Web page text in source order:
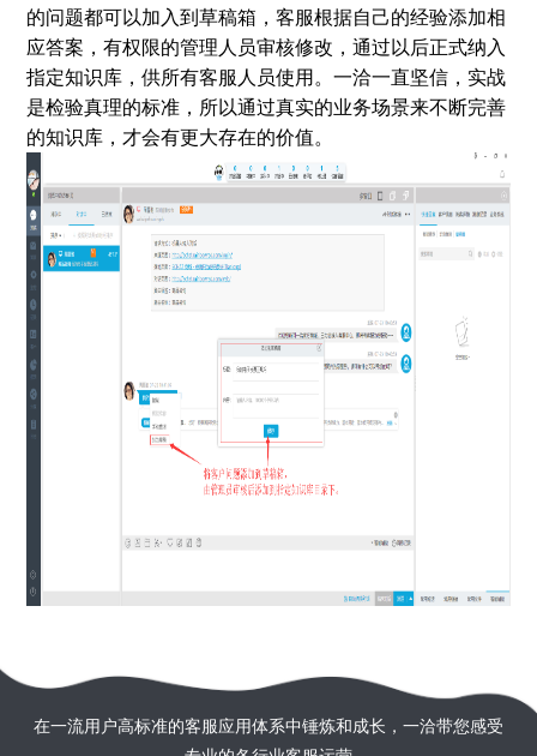
的问题都可以加入到草稿箱，客服根据自己的经验添加相
应答案，有权限的管理人员审核修改，通过以后正式纳入
指定知识库，供所有客服人员使用。一洽一直坚信，实战
是检验真理的标准，所以通过真实的业务场景来不断完善
的知识库，才会有更大存在的价值。
在一流用户高标准的客服应用体系中锤炼和成长，一洽带您感受